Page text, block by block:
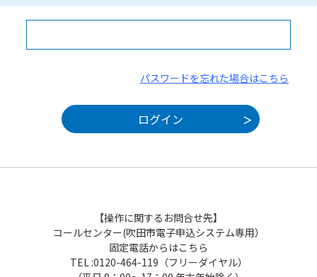
パスワードを忘れた場合はこちら
【操作に関するお問合せ先】
コールセンター(吹田市電子申込システム専用）
固定電話からはこちら
TEL :0120-464-119（フリーダイヤル）